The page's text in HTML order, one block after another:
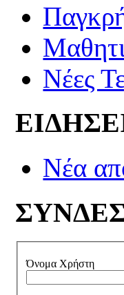
Νέες
Νέα
Όνομα Χρήστη